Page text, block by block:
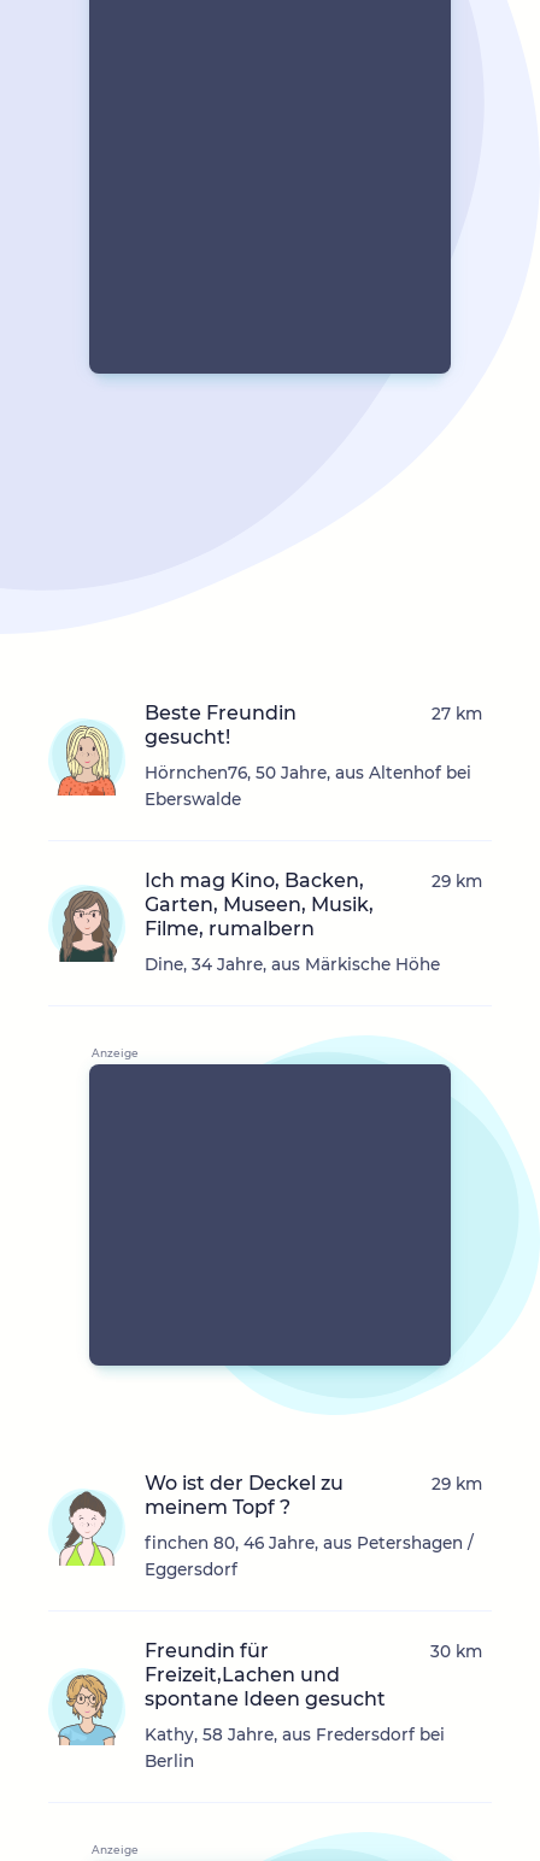
Beste Freundin
gesucht!
Hörnchen76, 50 Jahre, aus Altenhof bei
Eberswalde
27 km
Ich mag Kino, Backen,
Garten, Museen, Musik,
Filme, rumalbern
Dine, 34 Jahre, aus Märkische Höhe
29 km
Wo ist der Deckel zu
meinem Topf ?
finchen 80, 46 Jahre, aus Petershagen /
Eggersdorf
29 km
Freundin für
Freizeit,Lachen und
spontane Ideen gesucht
Kathy, 58 Jahre, aus Fredersdorf bei
Berlin
30 km